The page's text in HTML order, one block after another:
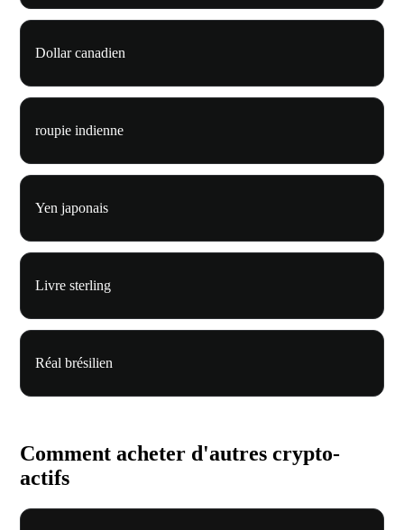
Dollar canadien
roupie indienne
Yen japonais
Livre sterling
Réal brésilien
Comment acheter d'autres crypto-
actifs